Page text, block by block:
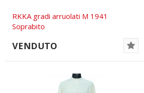
RKKA gradi arruolati M 1941
Soprabito
VENDUTO